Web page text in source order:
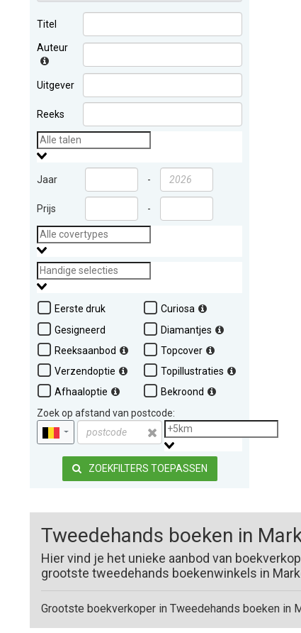
Titel
Auteur
Uitgever
Reeks
Jaar -
Prijs -
Eerste druk
Gesigneerd
Reeksaanbod
Verzendoptie
Afhaaloptie
Curiosa
Diamantjes
Topcover
Topillustraties
Bekroond
Zoek op afstand van postcode:
ZOEKFILTERS TOEPASSEN
Tweedehands boeken in
Hier vind je het unieke aanbod van
grootste tweedehands boekenwinkels in
Grootste boekverkoper in Tweedehands boeken in